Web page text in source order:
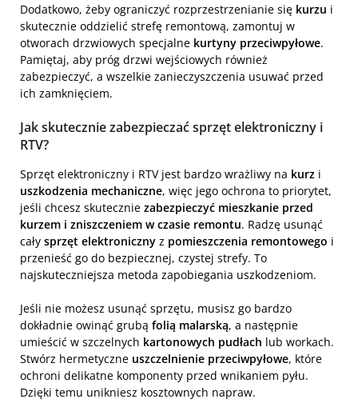
Dodatkowo, żeby ograniczyć rozprzestrzenianie się kurzu i
skutecznie oddzielić strefę remontową, zamontuj w
otworach drzwiowych specjalne kurtyny przeciwpyłowe.
Pamiętaj, aby próg drzwi wejściowych również
zabezpieczyć, a wszelkie zanieczyszczenia usuwać przed
ich zamknięciem.
Jak skutecznie zabezpieczać sprzęt elektroniczny i
RTV?
Sprzęt elektroniczny i RTV jest bardzo wrażliwy na kurz i
uszkodzenia mechaniczne, więc jego ochrona to priorytet,
jeśli chcesz skutecznie zabezpieczyć mieszkanie przed
kurzem i zniszczeniem w czasie remontu. Radzę usunąć
cały sprzęt elektroniczny z pomieszczenia remontowego i
przenieść go do bezpiecznej, czystej strefy. To
najskuteczniejsza metoda zapobiegania uszkodzeniom.
Jeśli nie możesz usunąć sprzętu, musisz go bardzo
dokładnie owinąć grubą folią malarską, a następnie
umieścić w szczelnych kartonowych pudłach lub workach.
Stwórz hermetyczne uszczelnienie przeciwpyłowe, które
ochroni delikatne komponenty przed wnikaniem pyłu.
Dzięki temu unikniesz kosztownych napraw.